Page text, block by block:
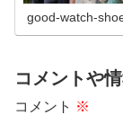
good-watch-
コメントや
コメント ※